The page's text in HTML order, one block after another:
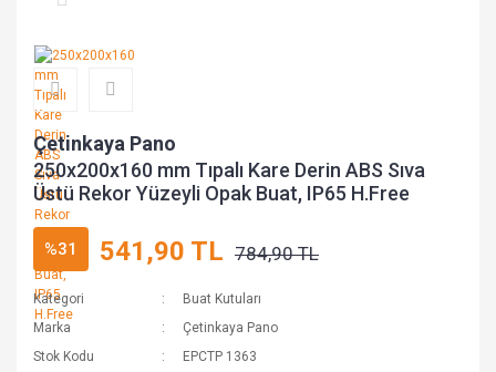
Çetinkaya Pano
250x200x160 mm Tıpalı Kare Derin ABS Sıva
Üstü Rekor Yüzeyli Opak Buat, IP65 H.Free
%31 541,90 TL 784,90 TL
Kategori
Buat Kutuları
Marka
Çetinkaya Pano
Stok Kodu
EPCTP 1363